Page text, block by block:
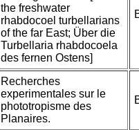
the freshwater
rhabdocoel turbellarians
of the far East; Über die
Turbellaria rhabdocoela
des fernen Ostens]
Recherches
experimentales sur le
phototropisme des
Planaires.